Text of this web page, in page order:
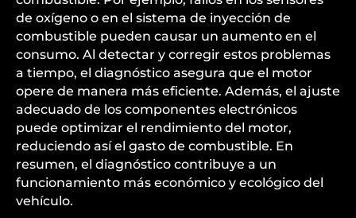
de oxígeno o en el sistema de inyección de
combustible pueden causar un aumento en el
consumo. Al detectar y corregir estos problemas
a tiempo, el diagnóstico asegura que el motor
opere de manera más eficiente. Además, el ajuste
adecuado de los componentes electrónicos
puede optimizar el rendimiento del motor,
reduciendo así el gasto de combustible. En
resumen, el diagnóstico contribuye a un
funcionamiento más económico y ecológico del
vehículo.